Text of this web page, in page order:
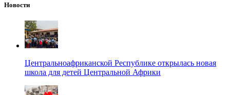
Новости
Центральноафриканской Республике открылась новая
школа для детей Центральной Африки